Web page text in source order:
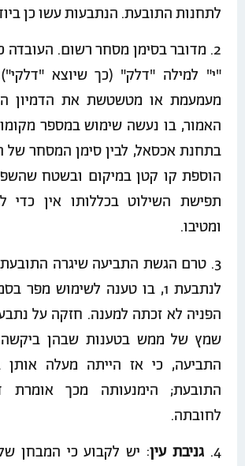
לתחנות התובעת. הנתבעות עשו כן
2. מדובר בסימן מסחר רשום. העובדה
"י" למילה "דלק" (כך שיוצא "דלקי")
מעמעמת או מטשטשת את הדמיון
האמור, בו נעשה שימוש במספר
בתחנת אכסאל, לבין סימן המסחר של
הוספת קו קטן במיקום ובשטח
תפישת השילוט בכללותו אין כדי
ומטיבו.
3. טרם הגשת התביעה שיגרה
לנתבעת 1, בו טענה לשימוש מפר
שמץ של ממש בטענות שבהן ביקשה
התביעה, כי אז הייתה מעלה אותן
התובעת; הימנעותה מכך אומרת
לחובתה.
4. גניבת עין: יש לקבוע כי המבחן